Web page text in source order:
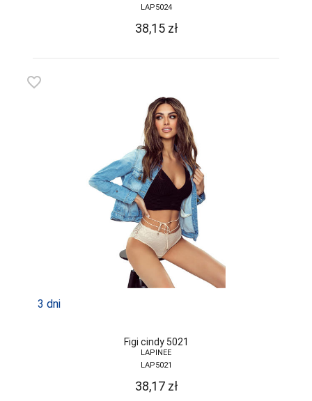
LAP5024
38,15 zł
favorite_border
3 dni
Figi cindy 5021
LAPINEE
LAP5021
38,17 zł